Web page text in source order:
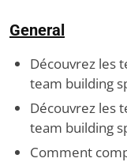
General
Découvrez les
team building
Découvrez les
team building
Comment